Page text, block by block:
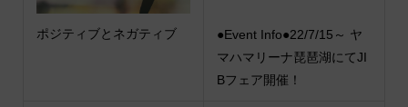
ポジティブとネガティブ
●Event Info●22/7/15～ ヤ
マハマリーナ琵琶湖にてJI
Bフェア開催！